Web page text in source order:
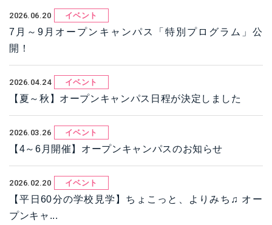
2026.06.20 イベント
7月～9月オープンキャンパス「特別プログラム」公
開！
2026.04.24 イベント
【夏～秋】オープンキャンパス日程が決定しました
2026.03.26 イベント
【4～6月開催】オープンキャンパスのお知らせ
2026.02.20 イベント
【平日60分の学校見学】ちょこっと、よりみち♫ オー
プンキャ...